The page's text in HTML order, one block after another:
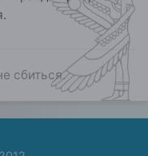
сбиться.